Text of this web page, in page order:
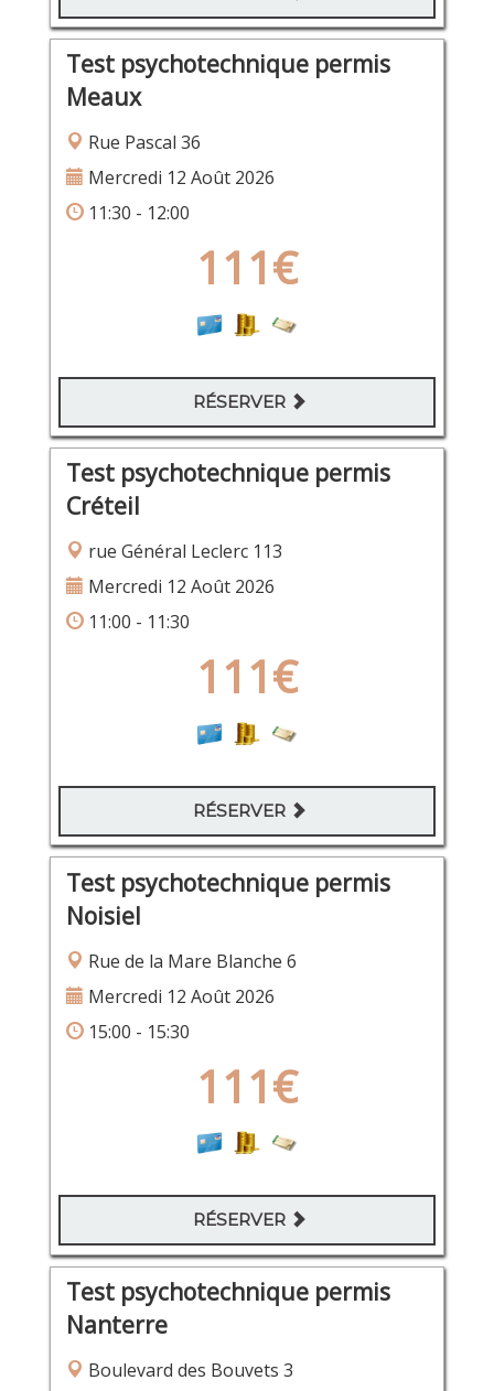
Test psychotechnique permis
Meaux
Rue Pascal 36
Mercredi 12 Août 2026
11:30 - 12:00
111€
RÉSERVER
Test psychotechnique permis
Créteil
rue Général Leclerc 113
Mercredi 12 Août 2026
11:00 - 11:30
111€
RÉSERVER
Test psychotechnique permis
Noisiel
Rue de la Mare Blanche 6
Mercredi 12 Août 2026
15:00 - 15:30
111€
RÉSERVER
Test psychotechnique permis
Nanterre
Boulevard des Bouvets 3